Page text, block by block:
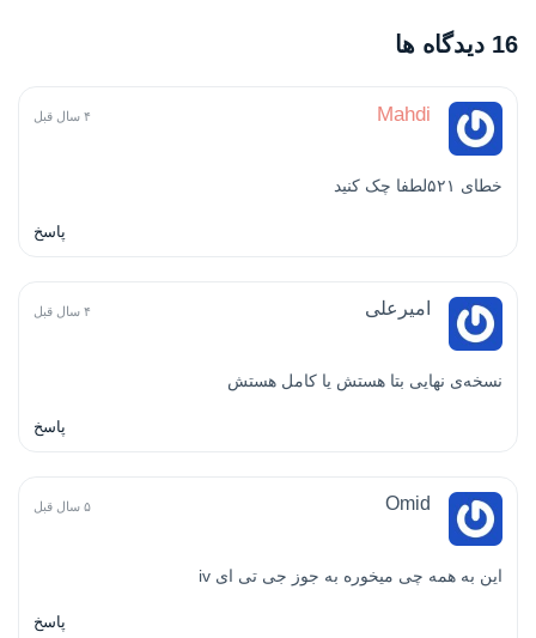
16 دیدگاه ها
Mahdi ۴ سال قبل
خطای ۵۲۱لطفا چک کنید
پاسخ
امیرعلی ۴ سال قبل
نسخه‌ی نهایی بتا هستش یا کامل هستش
پاسخ
Omid ۵ سال قبل
این به همه چی میخوره به جوز جی تی ای iv
پاسخ